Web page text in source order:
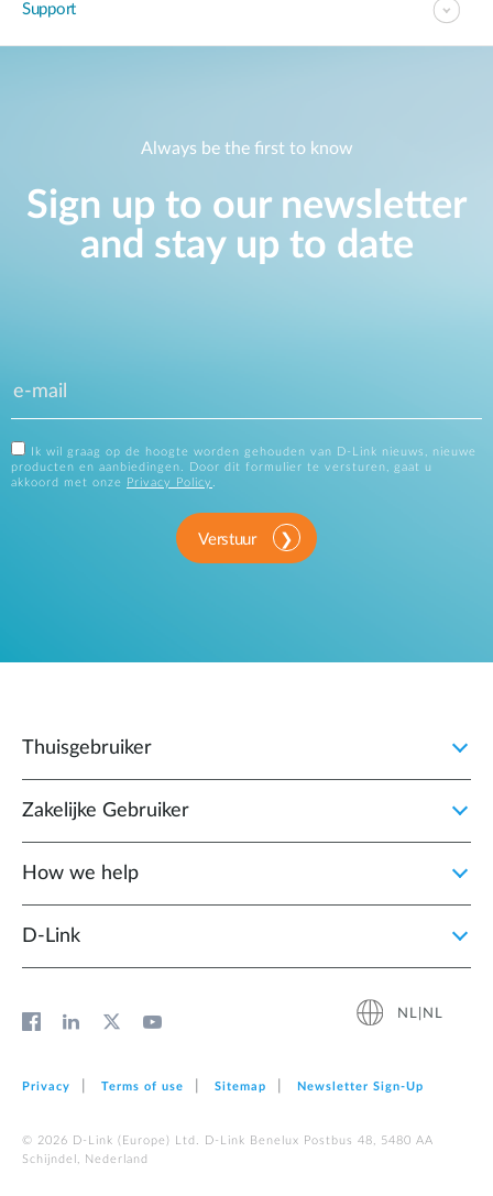
Support
Always be the first to know
Sign up to our newsletter
and stay up to date
Ik wil graag op de hoogte worden gehouden van D-Link nieuws, nieuwe
producten en aanbiedingen. Door dit formulier te versturen, gaat u
akkoord met onze
Privacy Policy .
Verstuur
Thuisgebruiker
Zakelijke Gebruiker
How we help
D‑Link
NL|NL
Privacy Terms of use Sitemap Newsletter Sign‑Up
© 2026 D‑Link (Europe) Ltd. D-Link Benelux Postbus 48, 5480 AA
Schijndel, Nederland